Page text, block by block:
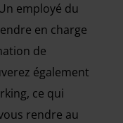
employé du
en charge
de
également
ce qui
rendre au